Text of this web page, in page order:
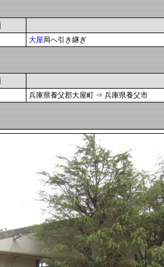
大屋局へ引き継ぎ
兵庫県養父郡大屋町 ⇒ 兵庫県養父市